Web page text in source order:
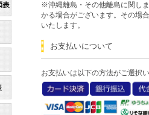
※沖縄離島・その他離島に関し
かる場合がございます。その場
いたします。
お支払いについて
お支払いは以下の方法がご選択